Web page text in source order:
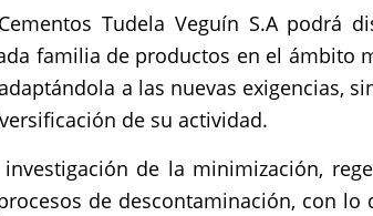
Tudela Veguín S.A podrá
familia de productos en el ámbito
a las nuevas exigencias,
de su actividad.
de la minimización,
de descontaminación, con